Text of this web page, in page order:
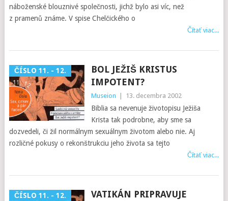
náboženské blouznivé společnosti, jichž bylo asi víc, než
z pramenů známe. V spise Chelčického o
Čítať viac...
ČÍSLO 11. - 12.
BOL JEŽIŠ KRISTUS
IMPOTENT?
Museion 13. decembra 2002
Biblia sa nevenuje životopisu Ježiša
Krista tak podrobne, aby sme sa
dozvedeli, či žil normálnym sexuálnym životom alebo nie. Aj
rozličné pokusy o rekonštrukciu jeho života sa tejto
Čítať viac...
ČÍSLO 11. - 12.
VATIKÁN PRIPRAVUJE